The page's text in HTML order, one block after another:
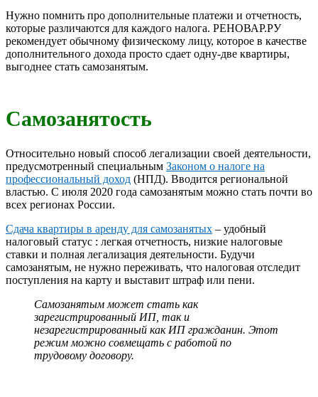
Нужно помнить про дополнительные платежи и отчетность,
которые различаются для каждого налога. РЕНОВАР.РУ
рекомендует обычному физическому лицу, которое в качестве
дополнительного дохода просто сдает одну-две квартиры,
выгоднее стать самозанятым.
Самозанятость
Относительно новый способ легализации своей деятельности,
предусмотренный специальным Законом о налоге на
профессиональный доход (НПД). Вводится региональной
властью. С июля 2020 года самозанятым можно стать почти во
всех регионах России.
Сдача квартиры в аренду для самозанятых – удобный
налоговый статус : легкая отчетность, низкие налоговые
ставки и полная легализация деятельности. Будучи
самозанятым, не нужно переживать, что налоговая отследит
поступления на карту и выставит штраф или пени.
Самозанятым может стать как
зарегистрированный ИП, так и
незарегистрированный как ИП гражданин. Этот
режим можно совмещать с работой по
трудовому договору.